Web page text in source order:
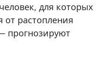
для которых
от растопления
прогнозируют